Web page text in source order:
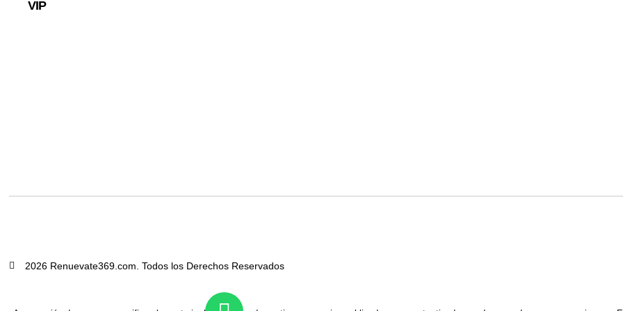
VIP
2026 Renuevate369.com. Todos los Derechos Reservados